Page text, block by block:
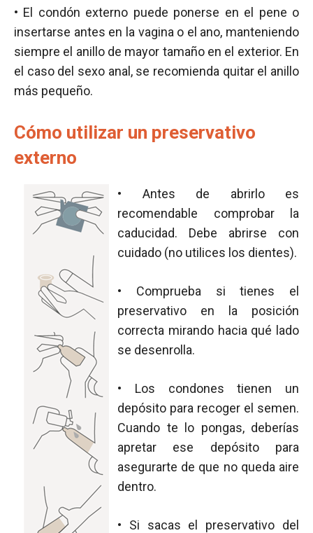
• El condón externo puede ponerse en el pene o
insertarse antes en la vagina o el ano, manteniendo
siempre el anillo de mayor tamaño en el exterior. En
el caso del sexo anal, se recomienda quitar el anillo
más pequeño.
Cómo utilizar un preservativo
externo
• Antes de abrirlo es
recomendable comprobar la
caducidad. Debe abrirse con
cuidado (no utilices los dientes).
• Comprueba si tienes el
preservativo en la posición
correcta mirando hacia qué lado
se desenrolla.
• Los condones tienen un
depósito para recoger el semen.
Cuando te lo pongas, deberías
apretar ese depósito para
asegurarte de que no queda aire
dentro.
• Si sacas el preservativo del